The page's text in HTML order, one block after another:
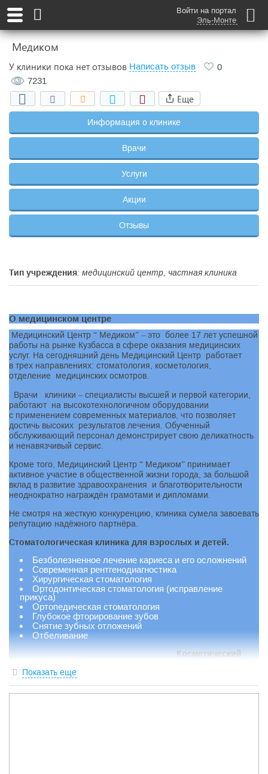
Войти на портал
Эль-Монте
Медиком
У клиники пока нет отзывов Написать отзыв
0
7231
Еще
Информация о клинике
Врачи
Услуги
Акции
Отзывы
Тип учреждения: медицинский центр, частная клиника
О медицинском центре
Медицинский Центр “ Медиком” – это более 17 лет успешной
работы на рынке Кузбасса в сфере оказания медицинских
услуг. На сегодняшний день Медицинский Центр работает
в трех направлениях: стоматология, косметология,
отделение медицинских осмотров.
Врачи клиники – специалисты высшей и первой категории,
работают на высокотехнологичном оборудовании
с применением современных материалов, что позволяет
достичь высоких результатов лечения. Обученный
обслуживающий персонал демонстрирует свою деликатность
и ненавязчивый сервис.
Кроме того, Медицинский Центр “ Медиком” принимает
активное участие в общественной жизни города, за большой
вклад в развитие здравоохранения и благотворительности
неоднократно награждён грамотами и дипломами.
Не смотря на жесткую конкуренцию, клиника сумела завоевать
репутацию надёжного партнёра.
Стоматологическая клиника для взрослых и детей.
Безболезненное лечение кариеса и его осложнений
Современная рентгенодиагностика
Хирургическая стоматология
Ортодонтическая стоматология (исправление
прикуса)
Ортопедическая стоматология
Глубокое фторирование зубов
Снятие зубных отложений
Отбеливание
Косметический
Программы по уходу за лицом на основе
Показать еще